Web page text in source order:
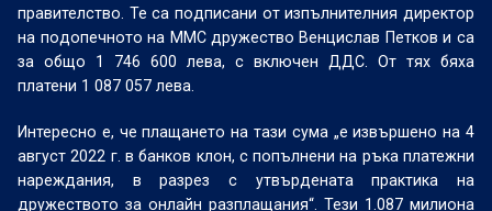
правителство. Те са подписани от изпълнителния директор
на подопечното на ММС дружество Венцислав Петков и са
за общо 1 746 600 лева, с включен ДДС. От тях бяха
платени 1 087 057 лева.
Интересно е, че плащането на тази сума „е извършено на 4
август 2022 г. в банков клон, с попълнени на ръка платежни
нареждания, в разрез с утвърдената практика на
дружеството за онлайн разплащания“. Тези 1.087 милиона